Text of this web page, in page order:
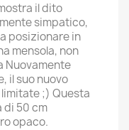
il dito
simpatico,
posizionare in
mensola, non
Nuovamente
il suo nuovo
;) Questa
di 50 cm
opaco.